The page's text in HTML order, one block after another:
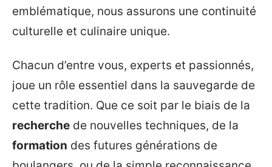
emblématique, nous assurons une continuité
culturelle et culinaire unique.
Chacun d’entre vous, experts et passionnés,
joue un rôle essentiel dans la sauvegarde de
cette tradition. Que ce soit par le biais de la
recherche de nouvelles techniques, de la
formation des futures générations de